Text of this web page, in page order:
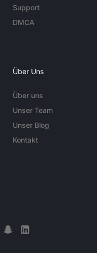
Support
DMCA
Über Uns
Über uns
Unser Team
Unser Blog
Kontakt